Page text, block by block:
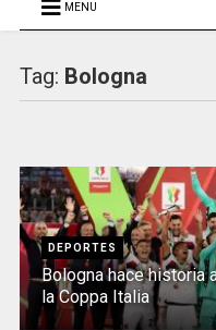
MENU
Tag: Bologna
DEPORTES
Bologna hace historia
la Coppa Italia